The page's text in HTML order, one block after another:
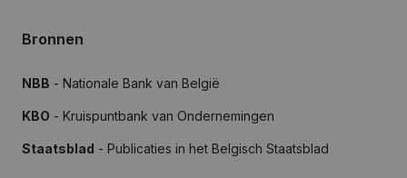
Bronnen
NBB - Nationale Bank van België
KBO - Kruispuntbank van Ondernemingen
Staatsblad - Publicaties in het Belgisch Staatsblad